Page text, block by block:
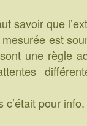
savoir que
est
une règle
c’était pour info.